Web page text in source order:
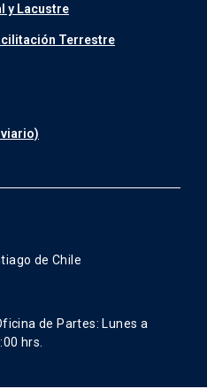
y Lacustre
Terrestre
de Chile
de Partes: Lunes a
hrs.